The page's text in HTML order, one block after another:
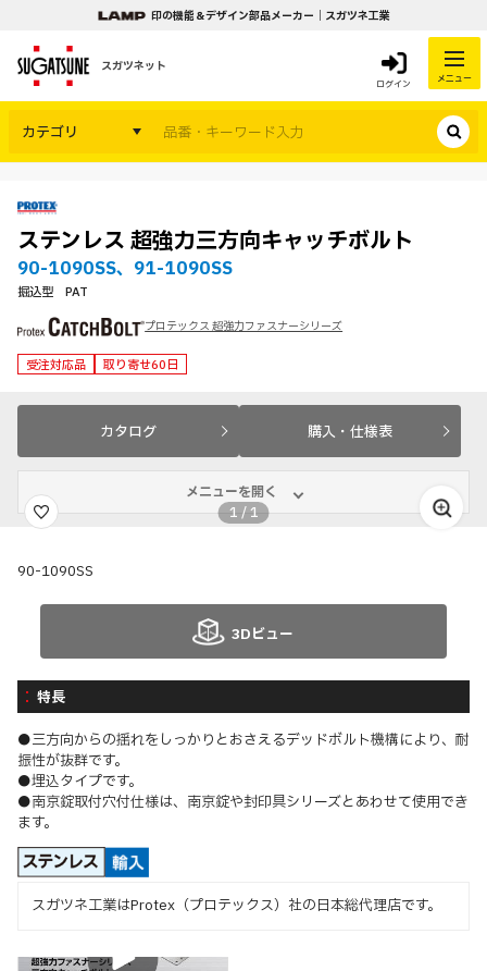
印の機能＆デザイン部品メーカー｜スガツネ工業
スガツネット
ログイン メニュー
カテゴリ
ステンレス 超強力三方向キャッチボルト
90-1090SS、91-1090SS
掘込型 PAT
プロテックス 超強力ファスナーシリーズ
受注対応品 取り寄せ60日
カタログ 購入・仕様表
メニューを開く
1 /1
90-1090SS
3Dビュー
特長
●三方向からの揺れをしっかりとおさえるデッドボルト機構により、耐
振性が抜群です。
●埋込タイプです。
●南京錠取付穴付仕様は、南京錠や封印具シリーズとあわせて使用でき
ます。
スガツネ工業はProtex（プロテックス）社の日本総代理店です。